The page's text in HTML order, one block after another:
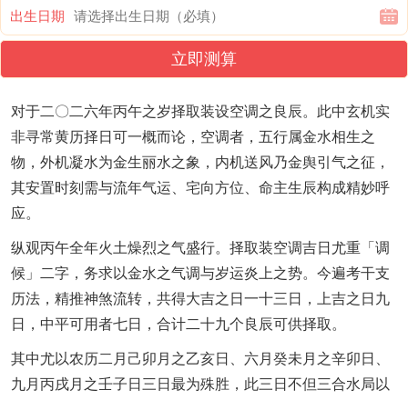
出生日期
立即测算
对于二〇二六年丙午之岁择取装设空调之良辰。此中玄机实
非寻常黄历择日可一概而论，空调者，五行属金水相生之
物，外机凝水为金生丽水之象，内机送风乃金舆引气之征，
其安置时刻需与流年气运、宅向方位、命主生辰构成精妙呼
应。
纵观丙午全年火土燥烈之气盛行。择取装空调吉日尤重「调
候」二字，务求以金水之气调与岁运炎上之势。今遍考干支
历法，精推神煞流转，共得大吉之日一十三日，上吉之日九
日，中平可用者七日，合计二十九个良辰可供择取。
其中尤以农历二月己卯月之乙亥日、六月癸未月之辛卯日、
九月丙戌月之壬子日三日最为殊胜，此三日不但三合水局以